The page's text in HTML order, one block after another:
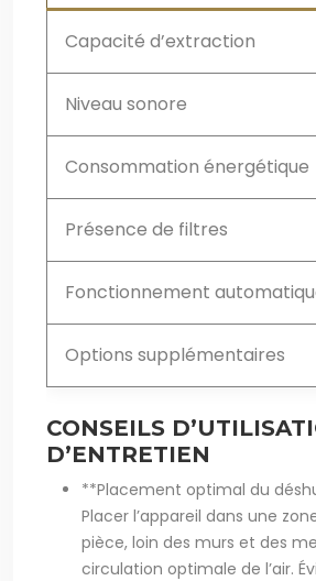
Capacité d’extraction
Niveau sonore
Consommation énergétique
Présence de filtres
Fonctionnement
Options supplémentaires
CONSEILS
D’ENTRETIEN
**Placement optimal du
Placer l’appareil dans une
pièce, loin des murs et des
circulation optimale de l’air.